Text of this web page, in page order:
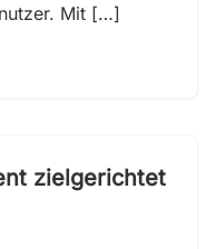
Mit […]
zielgerichtet